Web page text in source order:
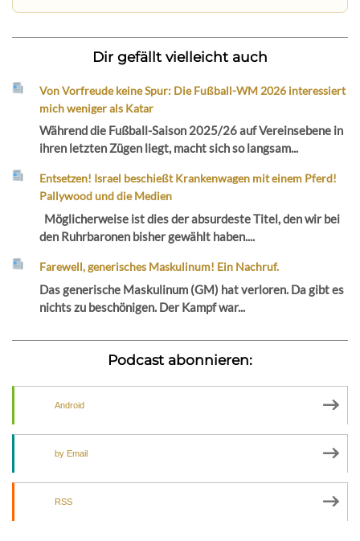
Dir gefällt vielleicht auch
Von Vorfreude keine Spur: Die Fußball-WM 2026 interessiert
mich weniger als Katar
Während die Fußball-Saison 2025/26 auf Vereinsebene in
ihren letzten Zügen liegt, macht sich so langsam...
Entsetzen! Israel beschießt Krankenwagen mit einem Pferd!
Pallywood und die Medien
Möglicherweise ist dies der absurdeste Titel, den wir bei
den Ruhrbaronen bisher gewählt haben....
Farewell, generisches Maskulinum! Ein Nachruf.
Das generische Maskulinum (GM) hat verloren. Da gibt es
nichts zu beschönigen. Der Kampf war...
Podcast abonnieren:
Android
by Email
RSS